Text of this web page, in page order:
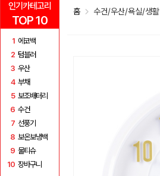
인기카테고리
TOP 10
1 에코백
2 텀블러
3 우산
4 부채
5 보조배터리
6 수건
7 선풍기
8 보온보냉백
9 물티슈
10 장바구니
홈 수건/우산/욕실/생활